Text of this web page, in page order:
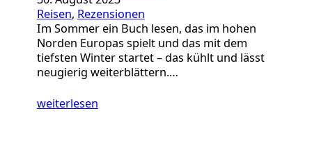
Reisen, Rezensionen
Im Sommer ein Buch lesen, das im hohen
Norden Europas spielt und das mit dem
tiefsten Winter startet – das kühlt und lässt
neugierig weiterblättern.…
weiterlesen